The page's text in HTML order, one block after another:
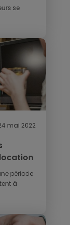
se
mai 2022
période
à